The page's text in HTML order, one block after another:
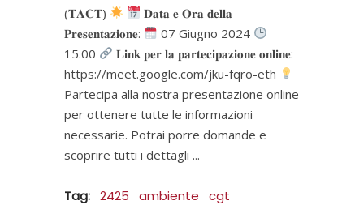
(𝐓𝐀𝐂𝐓)
𝐃𝐚𝐭𝐚 𝐞 𝐎𝐫𝐚 𝐝𝐞𝐥𝐥𝐚
𝐏𝐫𝐞𝐬𝐞𝐧𝐭𝐚𝐳𝐢𝐨𝐧𝐞:
07 Giugno 2024
15.00
𝐋𝐢𝐧𝐤 𝐩𝐞𝐫 𝐥𝐚 𝐩𝐚𝐫𝐭𝐞𝐜𝐢𝐩𝐚𝐳𝐢𝐨𝐧𝐞 𝐨𝐧𝐥𝐢𝐧𝐞:
https://meet.google.com/jku-fqro-eth
Partecipa alla nostra presentazione online
per ottenere tutte le informazioni
necessarie. Potrai porre domande e
scoprire tutti i dettagli
Tag: 2425 ambiente
cgt